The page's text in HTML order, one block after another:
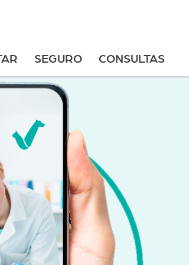
SEGURO CONSULTAS